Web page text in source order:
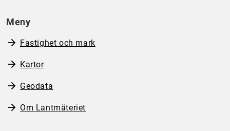
Meny
Fastighet och mark
Kartor
Geodata
Om Lantmäteriet